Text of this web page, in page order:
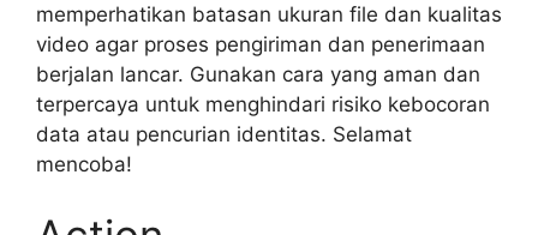
memperhatikan batasan ukuran file dan kualitas
video agar proses pengiriman dan penerimaan
berjalan lancar. Gunakan cara yang aman dan
terpercaya untuk menghindari risiko kebocoran
data atau pencurian identitas. Selamat
mencoba!